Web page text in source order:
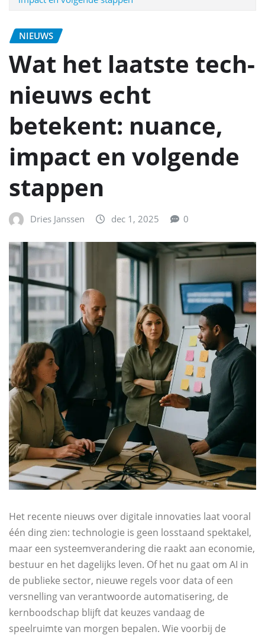
NIEUWS
Wat het laatste tech-
nieuws echt
betekent: nuance,
impact en volgende
stappen
Dries Janssen dec 1, 2025 0
Het recente nieuws over digitale innovaties laat vooral
één ding zien: technologie is geen losstaand spektakel,
maar een systeemverandering die raakt aan economie,
bestuur en het dagelijks leven. Of het nu gaat om AI in
de publieke sector, nieuwe regels voor data of een
versnelling van verantwoorde automatisering, de
kernboodschap blijft dat keuzes vandaag de
speelruimte van morgen bepalen. Wie voorbij de